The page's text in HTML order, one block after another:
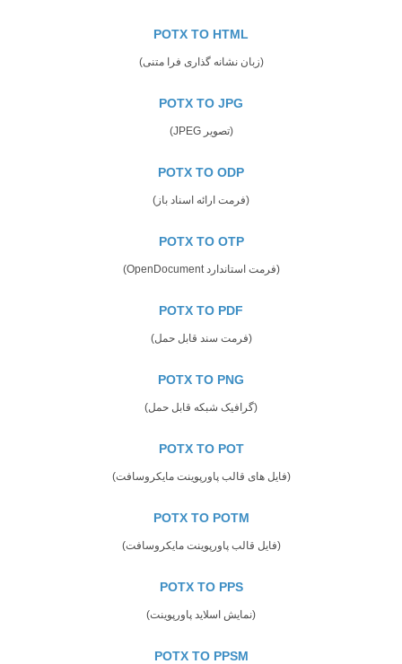
POTX TO HTML
(زبان نشانه گذاری فرا متنی)
POTX TO JPG
(تصویر JPEG)
POTX TO ODP
(فرمت ارائه اسناد باز)
POTX TO OTP
(فرمت استاندارد OpenDocument)
POTX TO PDF
(فرمت سند قابل حمل)
POTX TO PNG
(گرافیک شبکه قابل حمل)
POTX TO POT
(فایل های قالب پاورپوینت مایکروسافت)
POTX TO POTM
(فایل قالب پاورپوینت مایکروسافت)
POTX TO PPS
(نمایش اسلاید پاورپوینت)
POTX TO PPSM